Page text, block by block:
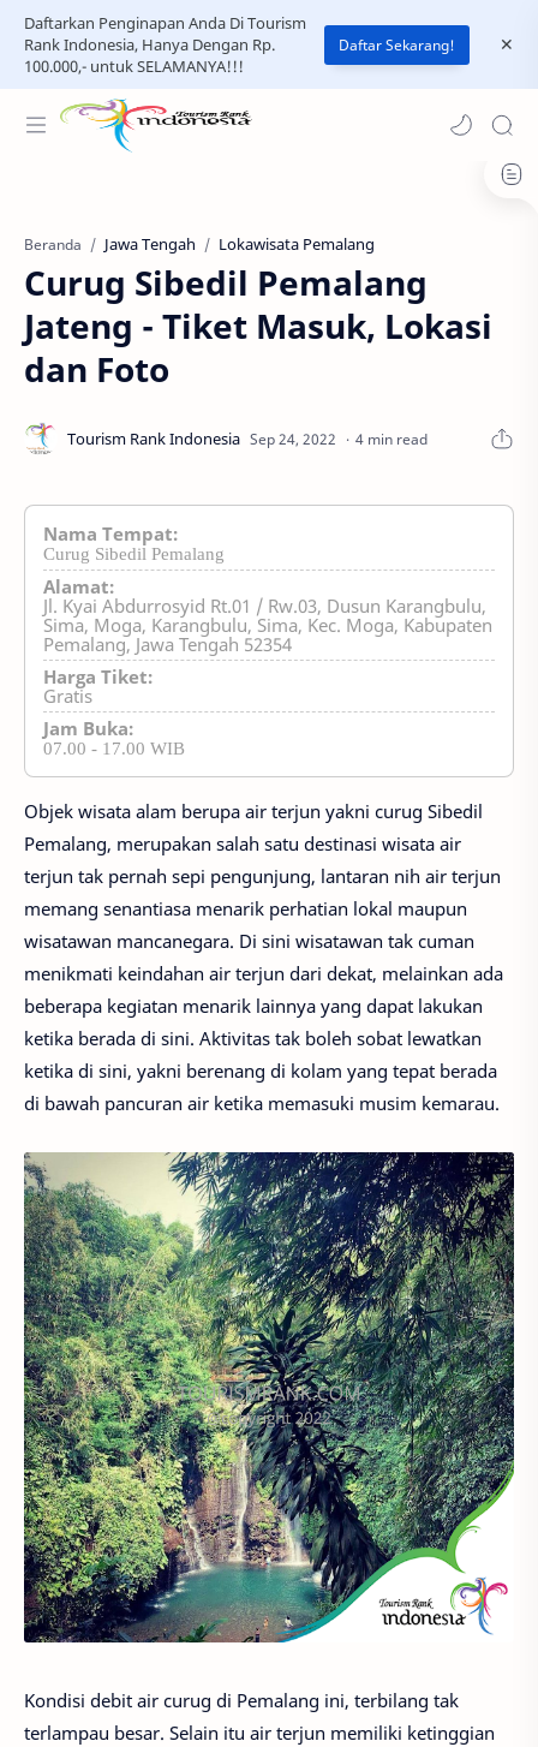
Daftarkan Penginapan Anda Di Tourism
Rank Indonesia, Hanya Dengan Rp.
100.000,- untuk SELAMANYA!!!
Daftar Sekarang!
Beranda Jawa Tengah Lokawisata Pemalang
Curug Sibedil Pemalang
Jateng - Tiket Masuk, Lokasi
dan Foto
4 min read
Nama Tempat:
Curug Sibedil Pemalang
Alamat:
Jl. Kyai Abdurrosyid Rt.01 / Rw.03, Dusun Karangbulu,
Sima, Moga, Karangbulu, Sima, Kec. Moga, Kabupaten
Pemalang, Jawa Tengah 52354
Harga Tiket:
Gratis
Jam Buka:
07.00 - 17.00 WIB
Objek wisata alam berupa air terjun yakni curug Sibedil
Pemalang, merupakan salah satu destinasi wisata air
terjun tak pernah sepi pengunjung, lantaran nih air terjun
memang senantiasa menarik perhatian lokal maupun
wisatawan mancanegara. Di sini wisatawan tak cuman
menikmati keindahan air terjun dari dekat, melainkan ada
beberapa kegiatan menarik lainnya yang dapat lakukan
ketika berada di sini. Aktivitas tak boleh sobat lewatkan
ketika di sini, yakni berenang di kolam yang tepat berada
di bawah pancuran air ketika memasuki musim kemarau.
Kondisi debit air curug di Pemalang ini, terbilang tak
terlampau besar. Selain itu air terjun memiliki ketinggian